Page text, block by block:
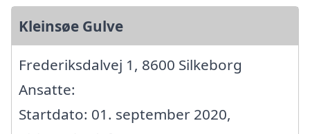
Kleinsøe Gulve
Frederiksdalvej 1, 8600 Silkeborg
Ansatte:
Startdato: 01. september 2020,